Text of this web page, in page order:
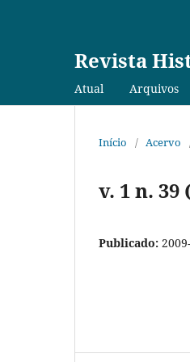
Revista
Atual Arquivos
Início / Acervo
v. 1 n. 39
Publicado: